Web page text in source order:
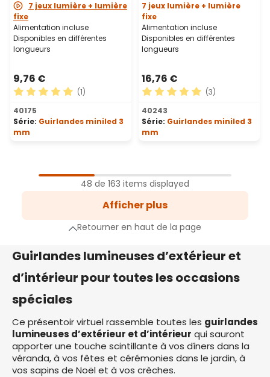
7 jeux lumière + lumière
fixe
Alimentation incluse
Disponibles en différentes
longueurs
9,76 €
Note moyenne de 5 sur 5 étoiles
(1)
40175
Série: Guirlandes miniled 3
mm
7 jeux lumière + lumière
fixe
Alimentation incluse
Disponibles en différentes
longueurs
16,76 €
Note moyenne de 5 sur 5
(3)
40243
Série: Guirlandes miniled 3
mm
suivante
48 de 163 items displayed
Afficher plus
Retourner en haut de la page
Guirlandes lumineuses d’extérieur et
d’intérieur pour toutes les occasions
spéciales
Ce présentoir virtuel rassemble toutes les guirlandes
lumineuses d’extérieur et d’intérieur qui sauront
apporter une touche scintillante à vos dîners dans la
véranda, à vos fêtes et cérémonies dans le jardin, à
vos sapins de Noël et à vos crèches.